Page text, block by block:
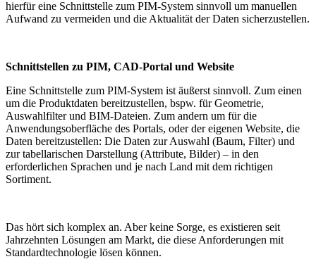
hierfür eine Schnittstelle zum PIM-System sinnvoll um manuellen
Aufwand zu vermeiden und die Aktualität der Daten sicherzustellen.
Schnittstellen zu PIM, CAD-Portal und Website
Eine Schnittstelle zum PIM-System ist äußerst sinnvoll. Zum einen
um die Produktdaten bereitzustellen, bspw. für Geometrie,
Auswahlfilter und BIM-Dateien. Zum andern um für die
Anwendungsoberfläche des Portals, oder der eigenen Website, die
Daten bereitzustellen: Die Daten zur Auswahl (Baum, Filter) und
zur tabellarischen Darstellung (Attribute, Bilder) – in den
erforderlichen Sprachen und je nach Land mit dem richtigen
Sortiment.
Das hört sich komplex an. Aber keine Sorge, es existieren seit
Jahrzehnten Lösungen am Markt, die diese Anforderungen mit
Standardtechnologie lösen können.